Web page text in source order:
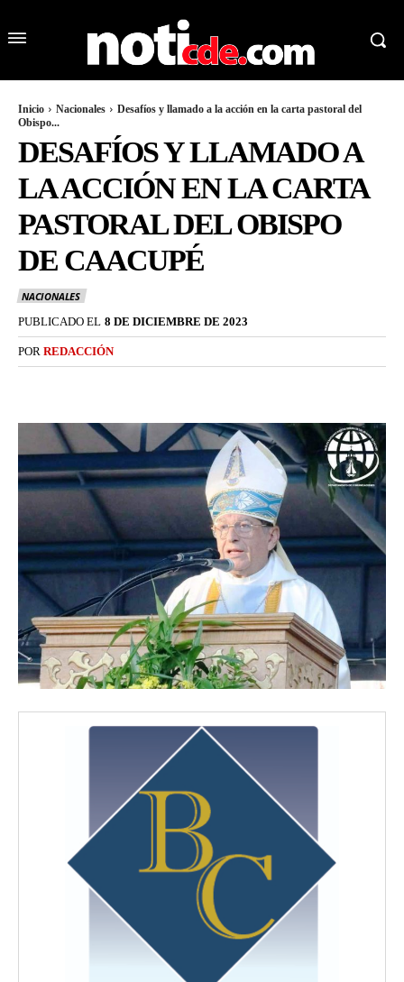
Inicio Nacionales
Desafíos y llamado a la acción en la carta pastoral del
Obispo...
DESAFÍOS Y LLAMADO A
LA ACCIÓN EN LA CARTA
PASTORAL DEL OBISPO
DE CAACUPÉ
NACIONALES
PUBLICADO EL 8 DE DICIEMBRE DE 2023
POR REDACCIÓN